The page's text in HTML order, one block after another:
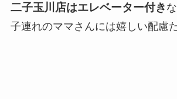
二子玉川店はエレベーター付き
子連れのママさんには嬉しい配慮だ